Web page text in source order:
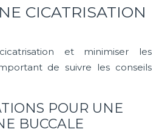
CICATRISATION
et minimiser les
de suivre les conseils
POUR UNE
BUCCALE